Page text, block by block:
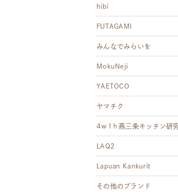
hibi
FUTAGAMI
みんなでみらいを
MokuNeji
YAETOCO
ヤマチク
4ｗ1ｈ燕三条キッチン研
LAQ2
Lapuan Kankurit
その他のブランド